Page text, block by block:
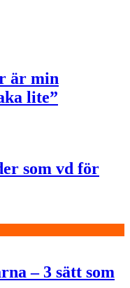
är min
lite”
som vd för
– 3 sätt som